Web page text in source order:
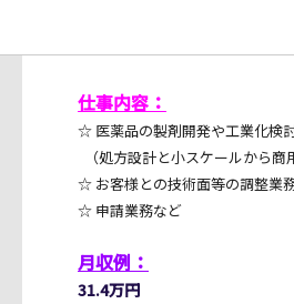
仕事内容：
☆ 医薬品の製剤開発や工業化検
（処方設計と小スケールから商
☆ お客様との技術面等の調整業
☆ 申請業務など
月収例：
31.4万円